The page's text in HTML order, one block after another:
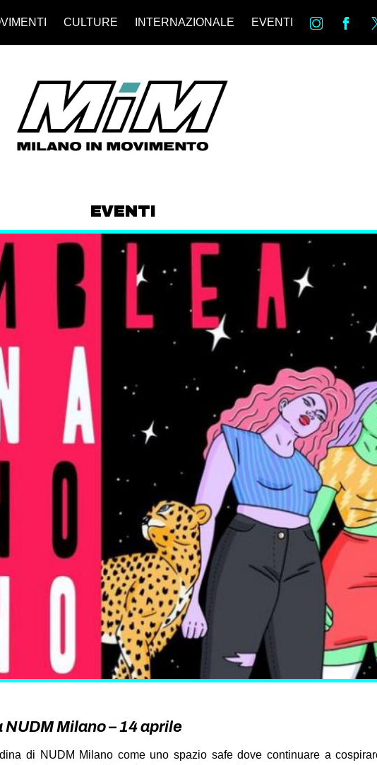
CULTURE INTERNAZIONALE EVENTI in
EVENTI
Milano – 14 aprile
di NUDM Milano come uno spazio safe dove continuare a